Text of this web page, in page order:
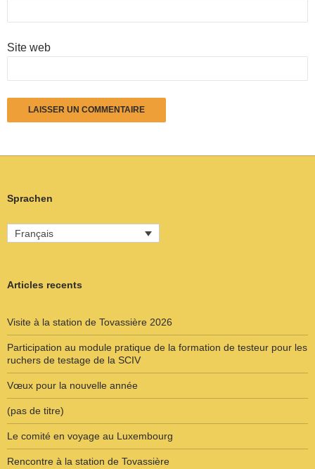
Site web
Sprachen
Français
Articles recents
Visite à la station de Tovassière 2026
Participation au module pratique de la formation de testeur pour les
ruchers de testage de la SCIV
Vœux pour la nouvelle année
(pas de titre)
Le comité en voyage au Luxembourg
Rencontre à la station de Tovassière